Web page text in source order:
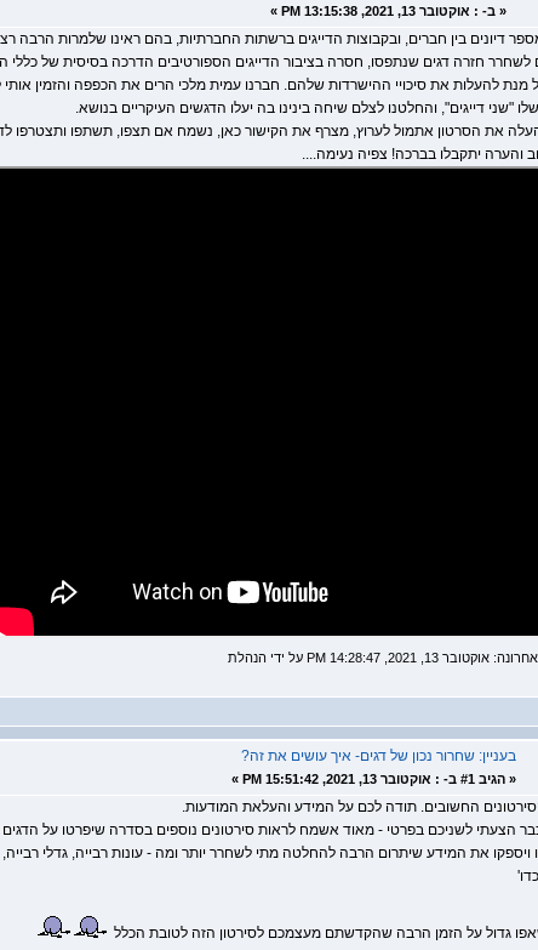
« ב- : אוקטובר 13, 2021, 13:15:38 PM »
דיונים בין חברים, ובקבוצות הדייגים ברשתות החברתיות, בהם ראינו שלמרות הרבה
לשחרר חזרה דגים שנתפסו, חסרה בציבור הדייגים הספורטיבים הדרכה בסיסית של כללי
מנת להעלות את סיכויי ההישרדות שלהם. חברנו עמית מלכי הרים את הכפפה והזמין אותי
"שני דייגים", והחלטנו לצלם שיחה בינינו בה יעלו הדגשים העיקריים בנושא.
את הסרטון אתמול לערוץ, מצרף את הקישור כאן, נשמח אם תצפו, תשתפו ותצטרפו
והערה יתקבלו בברכה! צפיה נעימה....
עריכה אחרונה: אוקטובר 13, 2021, 14:28:47 PM על ידי הנהלת
בעניין: שחרור נכון של דגים- איך עושים את זה?
« הגיב #1 ב- : אוקטובר 13, 2021, 15:51:42 PM »
החשובים. תודה לכם על המידע והעלאת המודעות.
הצעתי לשניכם בפרטי - מאוד אשמח לראות סירטונים נוספים בסדרה שיפרטו על הדגים
ויספקו את המידע שיתרום הרבה להחלטה מתי לשחרר יותר ומה - עונות רבייה, גדלי רבייה,
גדול על הזמן הרבה שהקדשתם מעצמכם לסירטון הזה לטובת הכלל